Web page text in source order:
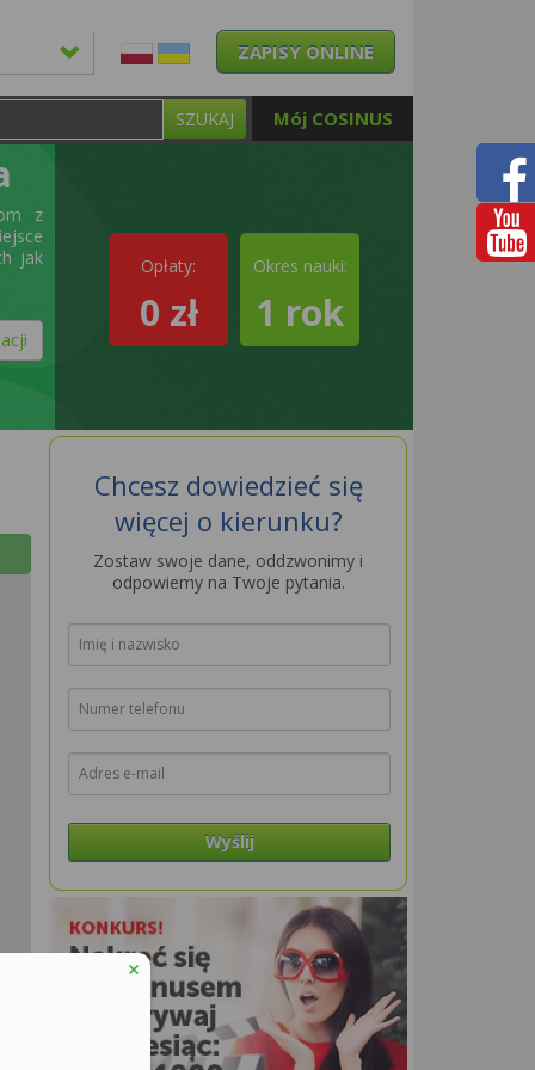
ZAPISY ONLINE
Mój COSINUS
SZUKAJ
z
jak
Opłaty:
0 zł
Okres nauki:
1 rok
Chcesz dowiedzieć się
więcej o kierunku?
Zostaw swoje dane, oddzwonimy i
odpowiemy na Twoje pytania.
Wyślij